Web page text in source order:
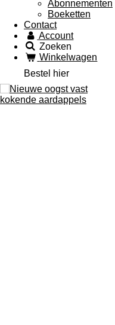
Abonnementen
Boeketten
Contact
Account
Zoeken
Winkelwagen
Bestel hier